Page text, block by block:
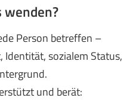
wenden?
Person betreffen –
Identität,sozialem Status,
.
und berät: